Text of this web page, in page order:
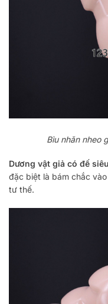
Bìu nhăn nheo
Dương vật giả có đế
đặc biệt là bám chắc
tư thế.